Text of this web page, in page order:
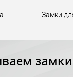
Замки
замки